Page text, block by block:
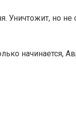
Уничтожит, но не
начинается,